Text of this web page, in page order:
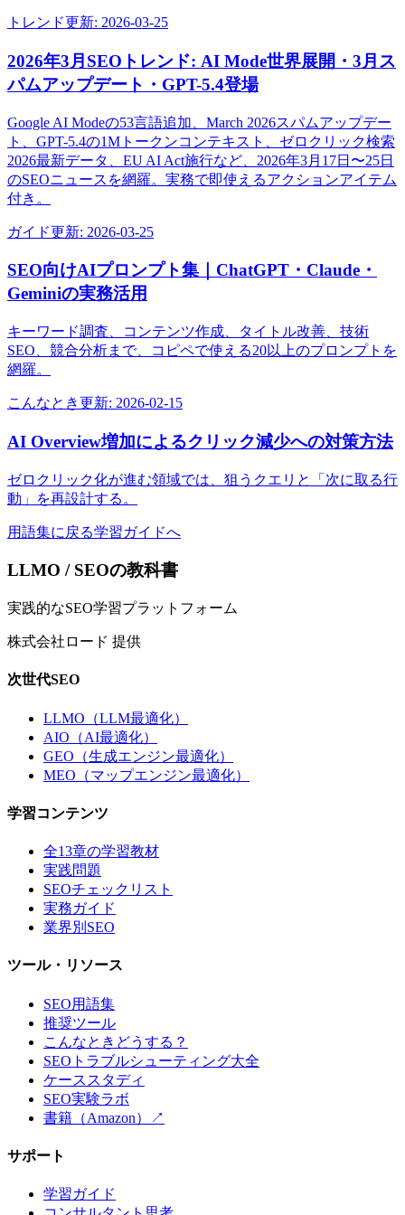
トレンド更新: 2026-03-25
2026年3月SEOトレンド: AI Mode世界展開・3月ス
パムアップデート・GPT-5.4登場
Google AI Modeの53言語追加、March 2026スパムアップデー
ト、GPT-5.4の1Mトークンコンテキスト、ゼロクリック検索
2026最新データ、EU AI Act施行など、2026年3月17日〜25日
のSEOニュースを網羅。実務で即使えるアクションアイテム
付き。
ガイド更新: 2026-03-25
SEO向けAIプロンプト集｜ChatGPT・Claude・
Geminiの実務活用
キーワード調査、コンテンツ作成、タイトル改善、技術
SEO、競合分析まで、コピペで使える20以上のプロンプトを
網羅。
こんなとき更新: 2026-02-15
AI Overview増加によるクリック減少への対策方法
ゼロクリック化が進む領域では、狙うクエリと「次に取る行
動」を再設計する。
用語集に戻る学習ガイドへ
LLMO / SEOの教科書
実践的なSEO学習プラットフォーム
株式会社ロード 提供
次世代SEO
LLMO（LLM最適化）
AIO（AI最適化）
GEO（生成エンジン最適化）
MEO（マップエンジン最適化）
学習コンテンツ
全13章の学習教材
実践問題
SEOチェックリスト
実務ガイド
業界別SEO
ツール・リソース
SEO用語集
推奨ツール
こんなときどうする？
SEOトラブルシューティング大全
ケーススタディ
SEO実験ラボ
書籍（Amazon）↗
サポート
学習ガイド